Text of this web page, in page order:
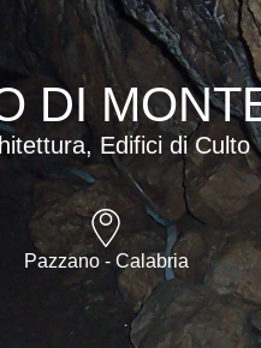
DI
Edifici di Culto
Pazzano - Calabria